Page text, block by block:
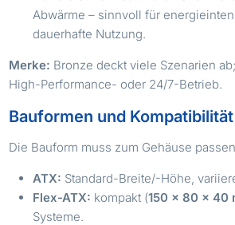
Abwärme – sinnvoll für
dauerhafte Nutzung.
Merke: Bronze deckt viele Szenarien
High-Performance- oder 24/7-Betrieb.
Bauformen und Kompatibilität
Die Bauform muss zum Gehäuse
ATX: Standard-Breite/-Höhe,
Flex-ATX: kompakt (150 × 80 × 40
Systeme.